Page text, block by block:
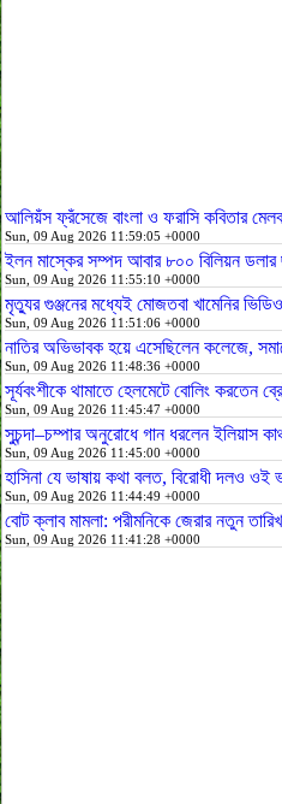
আলিয়ঁস ফ্রঁসেজে বাংলা ও ফরাসি কবিতার
Sun, 09 Aug 2026 11:59:05 +0000
ইলন মাস্কের সম্পদ আবার ৮০০ বিলিয়ন ডলার
Sun, 09 Aug 2026 11:55:10 +0000
মৃত্যুর গুঞ্জনের মধ্যেই মোজতবা খামেনির
Sun, 09 Aug 2026 11:51:06 +0000
নাতির অভিভাবক হয়ে এসেছিলেন কলেজে,
Sun, 09 Aug 2026 11:48:36 +0000
সূর্যবংশীকে থামাতে হেলমেটে বোলিং করতেন
Sun, 09 Aug 2026 11:45:47 +0000
সুচন্দা–চম্পার অনুরোধে গান ধরলেন ইলিয়াস
Sun, 09 Aug 2026 11:45:00 +0000
হাসিনা যে ভাষায় কথা বলত, বিরোধী দলও ওই
Sun, 09 Aug 2026 11:44:49 +0000
বোট ক্লাব মামলা: পরীমনিকে জেরার নতুন তারিখ
Sun, 09 Aug 2026 11:41:28 +0000